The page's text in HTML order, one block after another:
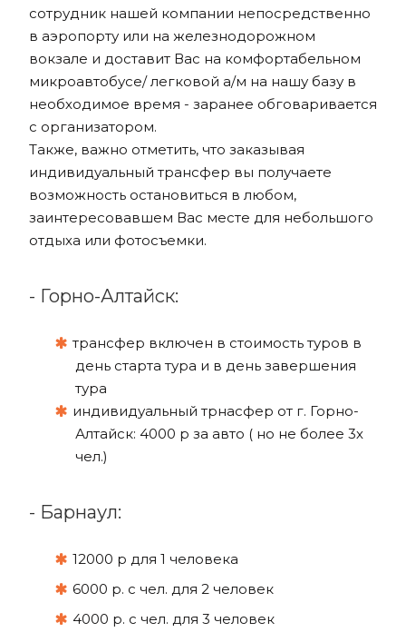
сотрудник нашей компании непосредственно
в аэропорту или на железнодорожном
вокзале и доставит Вас на комфортабельном
микроавтобусе/ легковой а/м на нашу базу в
необходимое время - заранее обговаривается
с организатором.
Также, важно отметить, что заказывая
индивидуальный трансфер вы получаете
возможность остановиться в любом,
заинтересовавшем Вас месте для небольшого
отдыха или фотосъемки.
- Горно-Алтайск:
трансфер включен в стоимость туров в
день старта тура и в день завершения
тура
индивидуальный трнасфер от г. Горно-
Алтайск: 4000 р за авто ( но не более 3х
чел.)
- Барнаул:
12000 р для 1 человека
6000 р. с чел. для 2 человек
4000 р. с чел. для 3 человек